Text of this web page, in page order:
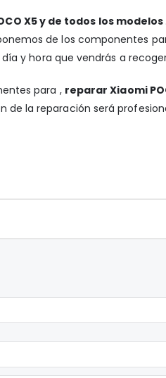
X5 y de todos los modelos
de los componentes
y hora que vendrás a
para , reparar Xiaomi
la reparación será